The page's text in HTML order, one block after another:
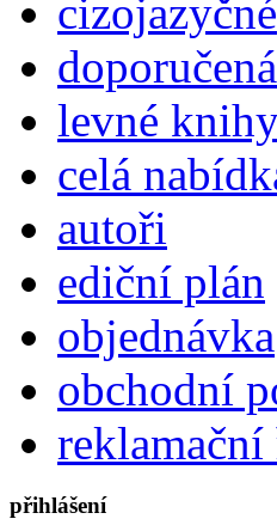
cizojazyčné
levné
celá
autoři
ediční plán
objednávka
obchodní
reklamační
přihlášení